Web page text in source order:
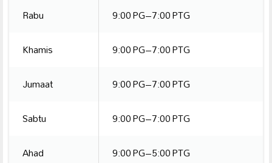
Rabu
9:00 PG–7:00 PTG
Khamis
9:00 PG–7:00 PTG
Jumaat
9:00 PG–7:00 PTG
Sabtu
9:00 PG–7:00 PTG
Ahad
9:00 PG–5:00 PTG